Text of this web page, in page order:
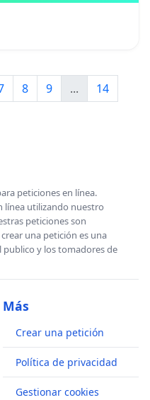
8 9 ...
14
peticiones en línea.
línea utilizando nuestro
peticiones son
una petición es una
publico y los tomadores de
Más
Crear una petición
Política de privacidad
Gestionar cookies